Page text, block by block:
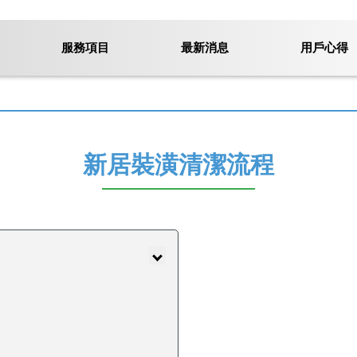
服務項目 最新消息 用戶心得
新居裝潢清潔流程